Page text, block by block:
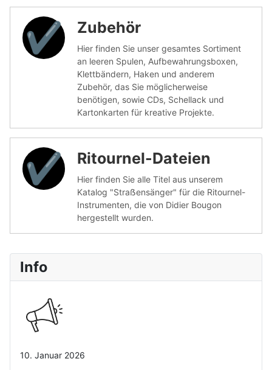
Info
10. Januar 2026
✔︎ Zubehör
Hier finden Sie unser gesamtes Sortiment
an leeren Spulen, Aufbewahrungsboxen,
Klettbändern, Haken und anderem
Zubehör, das Sie möglicherweise
benötigen, sowie CDs, Schellack und
Kartonkarten für kreative Projekte.
✔︎ Ritournel-Dateien
Hier finden Sie alle Titel aus unserem
Katalog "Straẞensänger" für die Ritournel-
Instrumenten, die von Didier Bougon
hergestellt wurden.